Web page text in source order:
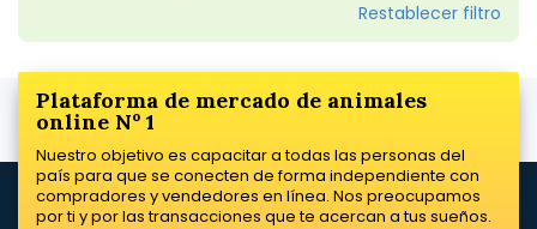
Restablecer filtro
Plataforma de mercado de animales
online Nº 1
Nuestro objetivo es capacitar a todas las personas del
país para que se conecten de forma independiente con
compradores y vendedores en línea. Nos preocupamos
por ti y por las transacciones que te acercan a tus sueños.